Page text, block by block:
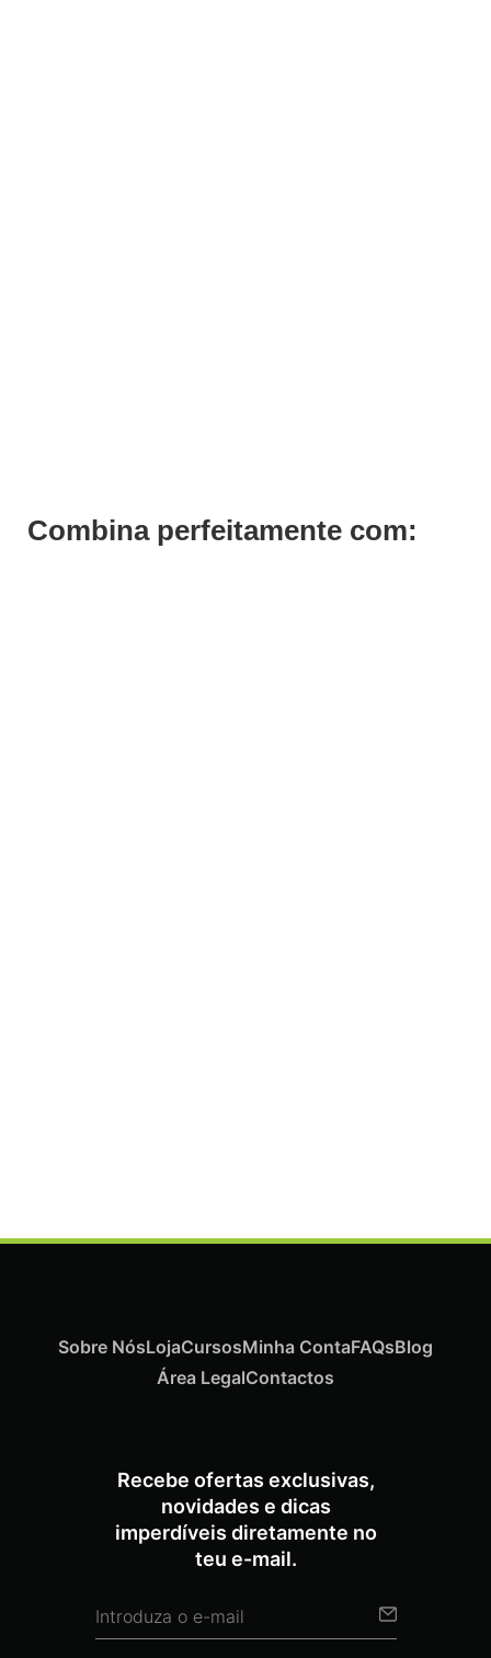
Combina perfeitamente com:
Recebe ofertas exclusivas,
novidades e dicas
imperdíveis diretamente no
teu e-mail.
Sobre NósLojaCursosMinha ContaFAQsBlog
Área LegalContactos